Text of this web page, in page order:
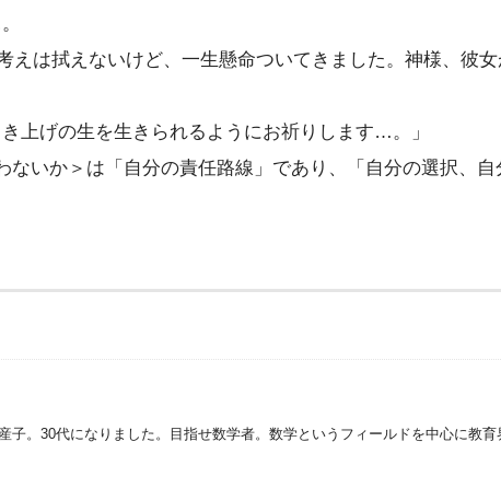
は拭えないけど、一生懸命ついてきました。神様、彼
上げの生を生きられるようにお祈りします…。」
いか＞は「自分の責任路線」であり、「自分の選択、自
。30代になりました。目指せ数学者。数学というフィールドを中心に教育